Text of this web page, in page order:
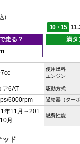
)
10・15
走る？
満タ
使用燃料
エンジン
ア6AT 駆動方式
6000rpm 過給器（ターボ
年11月～201
月
燃費性能
ッド